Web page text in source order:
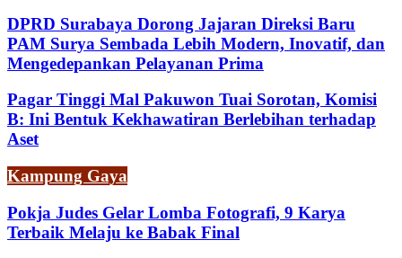
DPRD Surabaya Dorong Jajaran Direksi Baru
PAM Surya Sembada Lebih Modern, Inovatif, dan
Mengedepankan Pelayanan Prima
Pagar Tinggi Mal Pakuwon Tuai Sorotan, Komisi
B: Ini Bentuk Kekhawatiran Berlebihan terhadap
Aset
Kampung Gaya
Pokja Judes Gelar Lomba Fotografi, 9 Karya
Terbaik Melaju ke Babak Final